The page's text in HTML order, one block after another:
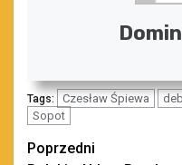
Tags: Czesław Śpiewa
Sopot
Zobacz
Poprzedni